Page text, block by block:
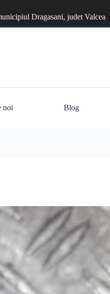
Dragasani, judet Valcea
noi Blog